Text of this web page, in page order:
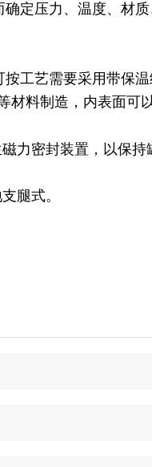
定压力、温度、材
按工艺需要采用带保
材料制造，内表面可
力密封装置，以保持
腿式。